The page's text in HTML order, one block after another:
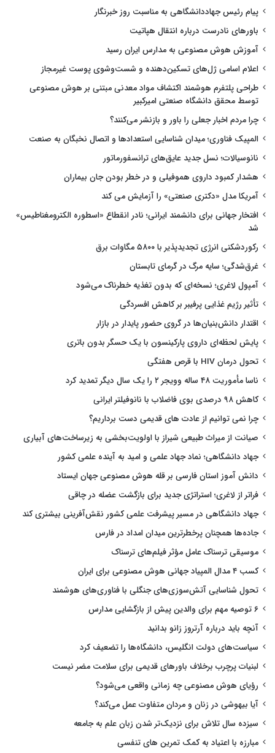
پیام رئیس جهاددانشگاهی به مناسبت روز خبرنگار
باورهای نادرست درباره انتقال هپاتیت
آموزش هوش مصنوعی به مدارس ایران رسید
اعلام اسامی ژل‌های تسکین‌دهنده و شست‌وشوی پوست غیرمجاز
طراحی پلتفرم هوشمند اکتشاف مواد معدنی مبتنی بر هوش مصنوعی
توسط محقق دانشگاه صنعتی امیرکبیر
چرا مردم اخبار جعلی را باور و بازنشر می‌کنند؟
المپیک فناوری؛ میدان شناسایی استعدادها و اتصال نخبگان به صنعت
نانوسیالات؛ نسل جدید عایق‌های ترانسفورماتور
هشدار کمبود داروی هموفیلی و در خطر بودن جان بیماران
آمریکا مدل «دکتری صنعتی» را آزمایش می کند
افتخار جهانی برای دانشمند ایرانی؛ نادر انقطاع «اسطوره الکترومغناطیس»
شد
رکوردشکنی انرژی تجدیدپذیر با ۵۸۰۰ مگاوات برق
غرق‌شدگی؛ سایه مرگ در گرمای تابستان
آمپول لاغری؛ نسخه‌ای که بدون تغذیه خطرناک می‌شود
تأثیر رژیم غذایی پرفیبر بر کاهش افسردگی
اقتدار دانش‌بنیان‌ها در گروی حضور پایدار در بازار
پایش لحظه‌ای داروی پارکینسون با یک حسگر بدون باتری
تحول درمان HIV با قرص هفتگی
ناسا مأموریت ۴۸ ساله وویجر ۲ را یک سال دیگر تمدید کرد
کاهش ۹۸ درصدی بوی فاضلاب با نانوفیلتر ایرانی
چرا نمی توانیم از عادت های قدیمی دست برداریم؟
صیانت از میراث طبیعی شیراز با اولویت‌بخشی به زیرساخت‌های آبیاری
جهاد دانشگاهی؛ نماد جهاد علمی و امید به آینده علمی کشور
دانش آموز استان فارسی بر قله هوش مصنوعی جهان ایستاد
فراتر از لاغری؛ استراتژی جدید برای بازگشت عضله در چاقی
جهاد دانشگاهی در مسیر پیشرفت علمی کشور نقش‌آفرینی بیشتری کند
جاده‌ها همچنان پرخطرترین میدان امداد در فارس
موسیقی ترسناک عامل مؤثر فیلم‌های ترسناک
کسب ۴ مدال المپیاد جهانی هوش مصنوعی برای ایران
تحول شناسایی آتش‌سوزی‌های جنگلی با فناوری‌های هوشمند
۶ توصیه مهم برای والدین پیش از بازگشایی مدارس
آنچه باید درباره آرتروز زانو بدانید
سیاست‌های دولت انگلیس، دانشگاه‌ها را تضعیف کرد
لبنیات پرچرب برخلاف باورهای قدیمی برای سلامت مضر نیست
رؤیای هوش مصنوعی چه زمانی واقعی می‌شود؟
آیا بیهوشی در زنان و مردان متفاوت عمل می‌کند؟
سیزده سال تلاش برای نزدیک‌تر شدن زبان علم به جامعه
مبارزه با اعتیاد به کمک تمرین های تنفسی